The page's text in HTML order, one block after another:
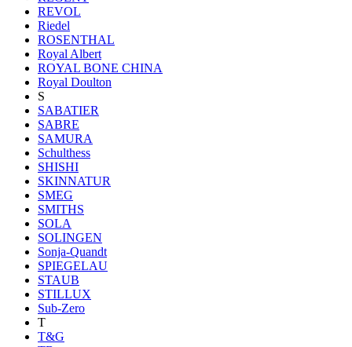
REVOL
Riedel
ROSENTHAL
Royal Albert
ROYAL BONE CHINA
Royal Doulton
S
SABATIER
SABRE
SAMURA
Schulthess
SHISHI
SKINNATUR
SMEG
SMITHS
SOLA
SOLINGEN
Sonja-Quandt
SPIEGELAU
STAUB
STILLUX
Sub-Zero
T
T&G